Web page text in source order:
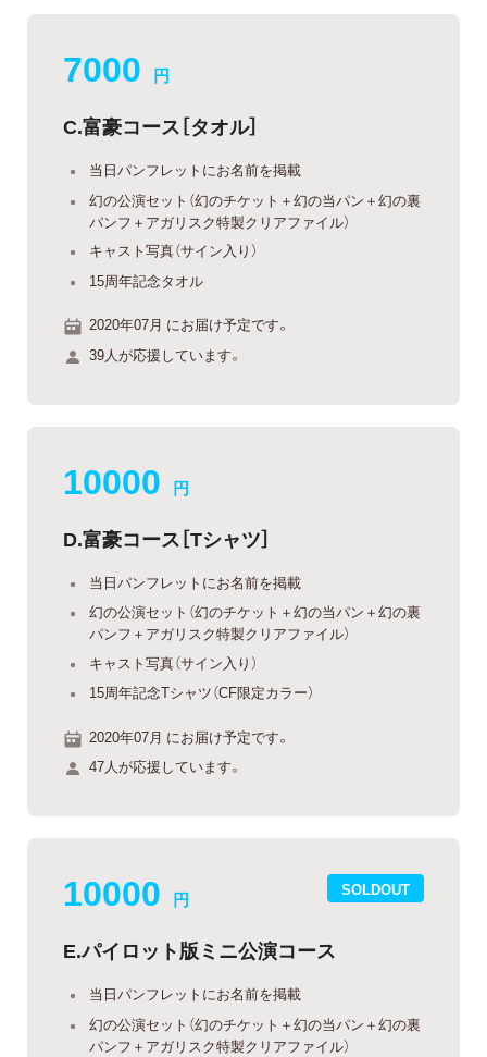
7000 円
C.富豪コース［タオル］
当日パンフレットにお名前を掲載
幻の公演セット（幻のチケット＋幻の当パン＋幻の裏
パンフ＋アガリスク特製クリアファイル）
キャスト写真（サイン入り）
15周年記念タオル
2020年07月 にお届け予定です。
39人が応援しています。
10000 円
D.富豪コース［Tシャツ］
当日パンフレットにお名前を掲載
幻の公演セット（幻のチケット＋幻の当パン＋幻の裏
パンフ＋アガリスク特製クリアファイル）
キャスト写真（サイン入り）
15周年記念Tシャツ（CF限定カラー）
2020年07月 にお届け予定です。
47人が応援しています。
SOLDOUT
10000 円
E.パイロット版ミニ公演コース
当日パンフレットにお名前を掲載
幻の公演セット（幻のチケット＋幻の当パン＋幻の裏
パンフ＋アガリスク特製クリアファイル）